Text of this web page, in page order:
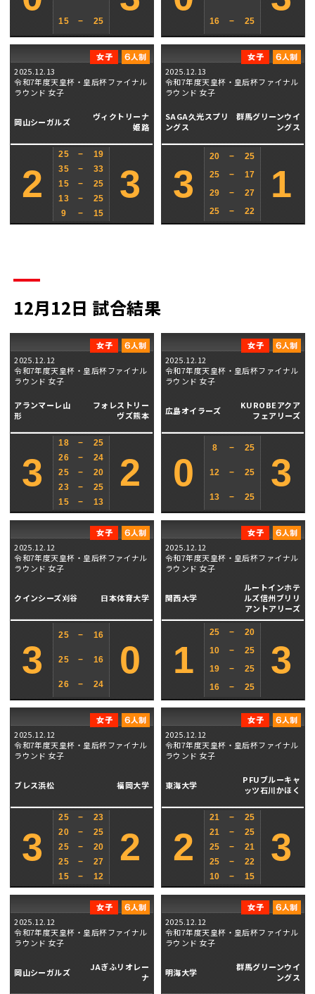
15 − 25 16 − 25
2025.12.13
令和7年度天皇杯・皇后杯ファイナル
ラウンド 女子
岡山シーガルズ
ヴィクトリーナ
姫路
2
25 −
19
35
−
33
15
−
25
13
−
25
9
− 15
3
2025.12.13
令和7年度天皇杯・皇后杯ファイナル
ラウンド 女子
SAGA久光スプリ
ングス
群馬グリーンウイ
ングス
3
20 −
25
25
−
17
29
−
27
25
− 22
1
12月12日 試合結果
2025.12.12
令和7年度天皇杯・皇后杯ファイナル
ラウンド 女子
アランマーレ山
形
フォレストリー
ヴズ熊本
3
18 −
25
26
−
24
25
−
20
23
−
25
15
− 13
2
2025.12.12
令和7年度天皇杯・皇后杯ファイナル
ラウンド 女子
広島オイラーズ
KUROBEアクア
フェアリーズ
0
8 − 25
12 − 25
13 − 25
3
2025.12.12
令和7年度天皇杯・皇后杯ファイナル
ラウンド 女子
クインシーズ刈谷 日本体育大学
3
25 − 16
25 − 16
26 − 24
0
2025.12.12
令和7年度天皇杯・皇后杯ファイナル
ラウンド 女子
関西大学
ルートインホテ
ルズ信州ブリリ
アントアリーズ
1
25 −
20
10
−
25
19
−
25
16
− 25
3
2025.12.12
令和7年度天皇杯・皇后杯ファイナル
ラウンド 女子
ブレス浜松 福岡大学
3
25 −
23
20
−
25
25
−
20
25
−
27
15
− 12
2
2025.12.12
令和7年度天皇杯・皇后杯ファイナル
ラウンド 女子
東海大学
PFUブルーキャ
ッツ石川かほく
2
21 −
25
21
−
25
25
−
21
25
−
22
10
− 15
3
2025.12.12
令和7年度天皇杯・皇后杯ファイナル
ラウンド 女子
岡山シーガルズ
JAぎふリオレー
ナ
2025.12.12
令和7年度天皇杯・皇后杯ファイナル
ラウンド 女子
明海大学
群馬グリーンウイ
ングス